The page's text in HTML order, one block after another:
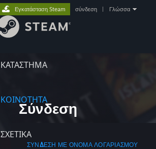
ΚΑΤΑΣΤΗΜΑ
ΚΟΙΝΟΤΗΤΑ
ΣΧΕΤΙΚΆ
Εγκατάσταση Steam σύνδεση Γλώσσα
Σύνδεση
ΣΎΝΔΕΣΗ ΜΕ ΌΝΟΜΑ ΛΟΓΑΡΙΑΣΜΟΎ